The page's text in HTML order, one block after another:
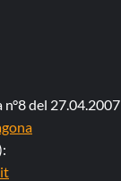
del 27.04.2007